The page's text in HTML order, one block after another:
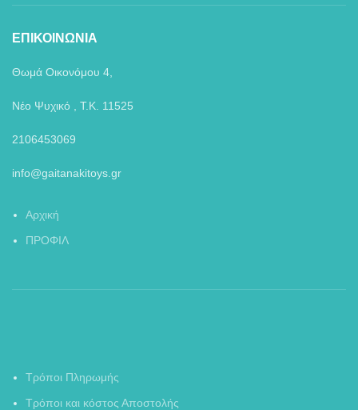
ΕΠΙΚΟΙΝΩΝΙΑ
Θωμά Οικονόμου 4,
Νέο Ψυχικό , Τ.Κ. 11525
2106453069
info@gaitanakitoys.gr
Αρχική
ΠΡΟΦΙΛ
Τρόποι Πληρωμής
Τρόποι και κόστος Αποστολής